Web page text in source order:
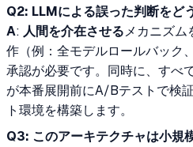
Q2: LLMによる誤った判断をど
A: 人間を介在させるメカニズム
作（例：全モデルロールバック
承認が必要です。同時に、すべ
が本番展開前にA/Bテストで検
ト環境を構築します。
Q3: このアーキテクチャは小規